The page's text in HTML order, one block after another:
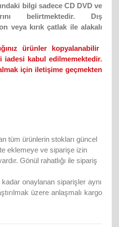
bilgi sadece CD DVD ve
belirtmektedir. Dış
veya kırık çatlak ile alakalı
ürünler kopyalanabilir
kabul edilmemektedir.
için iletişime geçmekten
tüm ürünlerin stokları güncel
eklemeye ve siparişe izin
Gönül rahatlığı ile sipariş
onaylanan siparişler aynı
üzere anlaşmalı kargo